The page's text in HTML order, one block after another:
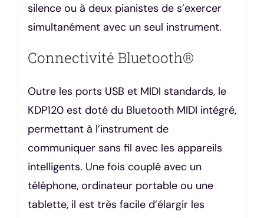
silence ou à deux pianistes de s’exercer
simultanément avec un seul instrument.
Connectivité Bluetooth®
Outre les ports USB et MIDI standards, le
KDP120 est doté du Bluetooth MIDI intégré,
permettant à l’instrument de
communiquer sans fil avec les appareils
intelligents. Une fois couplé avec un
téléphone, ordinateur portable ou une
tablette, il est très facile d’élargir les